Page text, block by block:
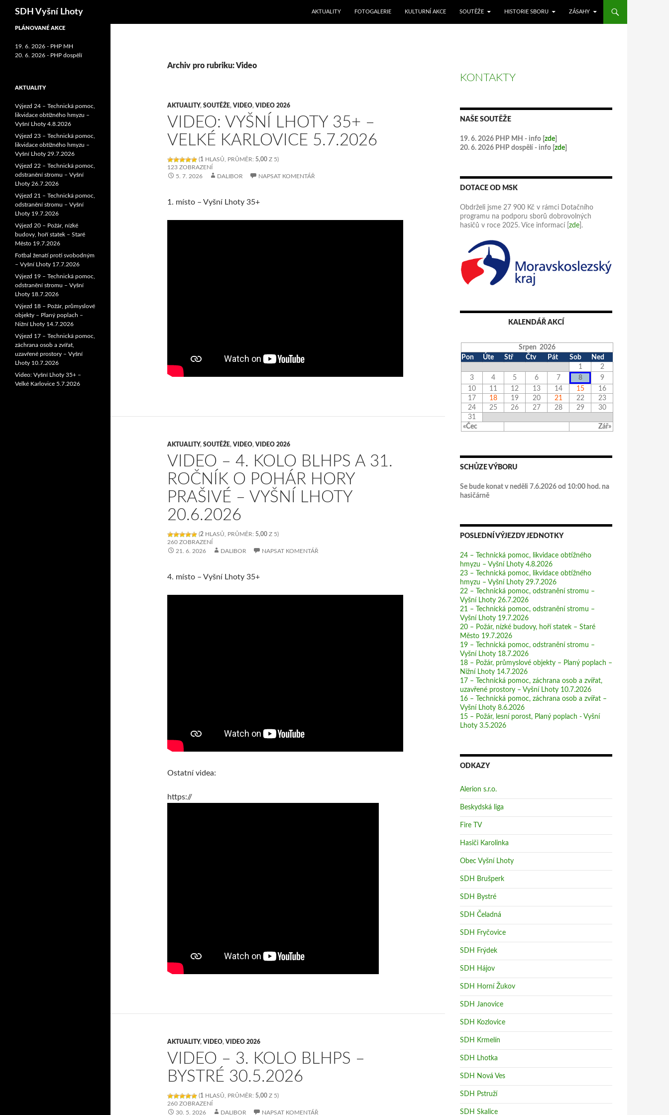
SDH Vyšní Lhoty
AKTUALITY
FOTOGALERIE KULTURNÍ AKCE SOUTĚŽE HISTORIE SBORU ZÁSAHY
Archiv pro rubriku: Video
AKTUALITY, SOUTĚŽE, VIDEO, VIDEO 2026
VIDEO: VYŠNÍ LHOTY 35+ –
VELKÉ KARLOVICE 5.7.2026
(1 HLASŮ, PRŮMĚR: 5,00 Z 5)
123 ZOBRAZENÍ
5. 7. 2026
DALIBOR NAPSAT KOMENTÁŘ
1. místo – Vyšní Lhoty 35+
AKTUALITY, SOUTĚŽE, VIDEO, VIDEO 2026
VIDEO – 4. KOLO BLHPS A 31.
ROČNÍK O POHÁR HORY
PRAŠIVÉ – VYŠNÍ LHOTY
20.6.2026
(2 HLASŮ, PRŮMĚR: 5,00 Z 5)
260 ZOBRAZENÍ
21. 6. 2026
DALIBOR NAPSAT KOMENTÁŘ
4. místo – Vyšní Lhoty 35+
Ostatní videa:
https://
AKTUALITY, VIDEO, VIDEO 2026
VIDEO – 3. KOLO BLHPS –
BYSTRÉ 30.5.2026
(1 HLASŮ, PRŮMĚR: 5,00 Z 5)
260 ZOBRAZENÍ
30. 5. 2026
DALIBOR NAPSAT KOMENTÁŘ
KONTAKTY
NAŠE SOUTĚŽE
19. 6. 2026 PHP MH - info [ zde
20. 6. 2026 PHP dospělí - info [ zde
DOTACE OD MSK
Obdrželi jsme 27 900 Kč v rámci Dotačního
programu na podporu sborů dobrovolných
hasičů v roce 2025. Více informací [ zde ].
KALENDÁŘ AKCÍ
Srpen 2026
Pon
Úte Stř Čtv Pát Sob Ned
«Čec Zář»
1
2
3
4 5 6 7 8
9
10
11 12 13 14 15
16
17
18 19 20 21 22
23
24
25 26 27 28 29
30
31
SCHŮZE VÝBORU
Se bude konat v neděli 7.6.2026 od 10:00 hod. na
hasičárně
POSLEDNÍ VÝJEZDY JEDNOTKY
24 – Technická pomoc, likvidace obtížného
hmyzu – Vyšní Lhoty 4.8.2026
23 – Technická pomoc, likvidace obtížného
hmyzu – Vyšní Lhoty 29.7.2026
22 – Technická pomoc, odstranění stromu –
Vyšní Lhoty 26.7.2026
21 – Technická pomoc, odstranění stromu –
Vyšní Lhoty 19.7.2026
20 – Požár, nízké budovy, hoří statek – Staré
Město 19.7.2026
19 – Technická pomoc, odstranění stromu –
Vyšní Lhoty 18.7.2026
18 – Požár, průmyslové objekty – Planý poplach –
Nižní Lhoty 14.7.2026
17 – Technická pomoc, záchrana osob a zvířat,
uzavřené prostory – Vyšní Lhoty 10.7.2026
16 – Technická pomoc, záchrana osob a zvířat –
Vyšní Lhoty 8.6.2026
15 – Požár, lesní porost, Planý poplach - Vyšní
Lhoty 3.5.2026
ODKAZY
Alerion s.r.o.
Beskydská liga
Fire TV
Hasiči Karolinka
Obec Vyšní Lhoty
SDH Brušperk
SDH Bystré
SDH Čeladná
SDH Fryčovice
SDH Frýdek
SDH Hájov
SDH Horní Žukov
SDH Janovice
SDH Kozlovice
SDH Krmelín
SDH Lhotka
SDH Nová Ves
SDH Pstruží
SDH Skalice
PLÁNOVANÉ AKCE
19. 6. 2026 - PHP MH
20. 6. 2026 - PHP dospělí
AKTUALITY
Výjezd 24 – Technická pomoc,
likvidace obtížného hmyzu –
Vyšní Lhoty 4.8.2026
Výjezd 23 – Technická pomoc,
likvidace obtížného hmyzu –
Vyšní Lhoty 29.7.2026
Výjezd 22 – Technická pomoc,
odstranění stromu – Vyšní
Lhoty 26.7.2026
Výjezd 21 – Technická pomoc,
odstranění stromu – Vyšní
Lhoty 19.7.2026
Výjezd 20 – Požár, nízké
budovy, hoří statek – Staré
Město 19.7.2026
Fotbal ženatí proti svobodným
– Vyšní Lhoty 17.7.2026
Výjezd 19 – Technická pomoc,
odstranění stromu – Vyšní
Lhoty 18.7.2026
Výjezd 18 – Požár, průmyslové
objekty – Planý poplach –
Nižní Lhoty 14.7.2026
Výjezd 17 – Technická pomoc,
záchrana osob a zvířat,
uzavřené prostory – Vyšní
Lhoty 10.7.2026
Video: Vyšní Lhoty 35+ –
Velké Karlovice 5.7.2026